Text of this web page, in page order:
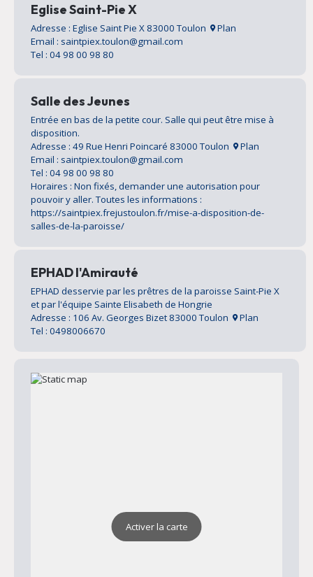
Eglise Saint-Pie X
Adresse : Eglise Saint Pie X 83000 Toulon
Plan
Email : saintpiex.toulon@gmail.com
Tel : 04 98 00 98 80
Salle des Jeunes
Entrée en bas de la petite cour. Salle qui peut être mise à
disposition.
Adresse : 49 Rue Henri Poincaré 83000 Toulon
Plan
Email : saintpiex.toulon@gmail.com
Tel : 04 98 00 98 80
Horaires : Non fixés, demander une autorisation pour
pouvoir y aller. Toutes les informations :
https://saintpiex.frejustoulon.fr/mise-a-disposition-de-
salles-de-la-paroisse/
EPHAD l'Amirauté
EPHAD desservie par les prêtres de la paroisse Saint-Pie X
et par l'équipe Sainte Elisabeth de Hongrie
Adresse : 106 Av. Georges Bizet 83000 Toulon
Plan
Tel : 0498006670
Activer la carte